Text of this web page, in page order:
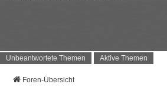
Unbeantwortete Themen Aktive Themen
Foren-Übersicht